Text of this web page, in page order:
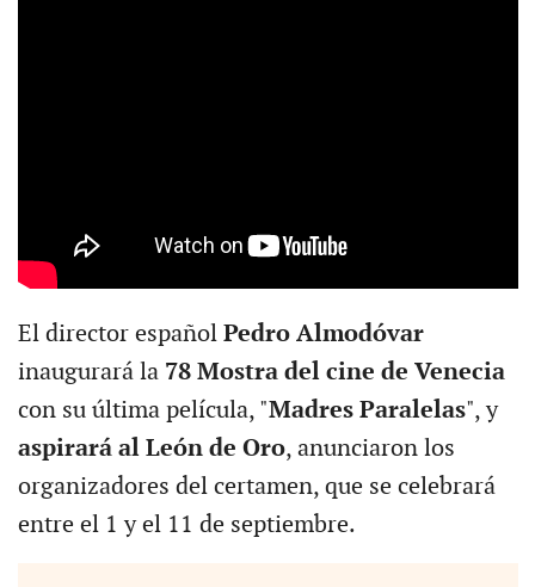
El director español Pedro Almodóvar
inaugurará la 78 Mostra del cine de Venecia
con su última película, "Madres Paralelas", y
aspirará al León de Oro, anunciaron los
organizadores del certamen, que se celebrará
entre el 1 y el 11 de septiembre.